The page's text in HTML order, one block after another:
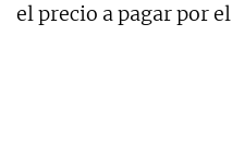
el precio a pagar por el